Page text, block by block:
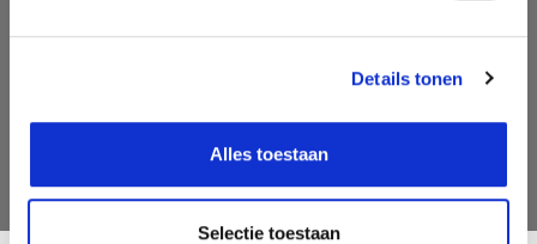
Details tonen
Alles toestaan
Selectie toestaan